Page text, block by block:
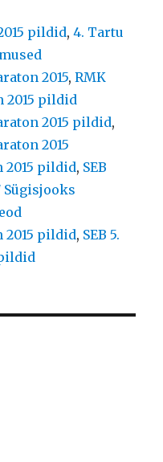
pildid,4. Tartu
2015,RMK
2015 pildid
2015 pildid,
2015
2015 pildid, SEB
Sügisjooks
2015 pildid, SEB 5.